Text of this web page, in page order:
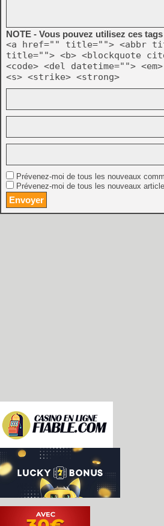
NOTE - Vous pouvez utilisez ces
<a href="" title=""> <abbr
title=""> <b> <blockquote
<code> <del datetime="">
<s> <strike> <strong>
Prévenez-moi de tous les nouveaux
Prévenez-moi de tous les nouveaux